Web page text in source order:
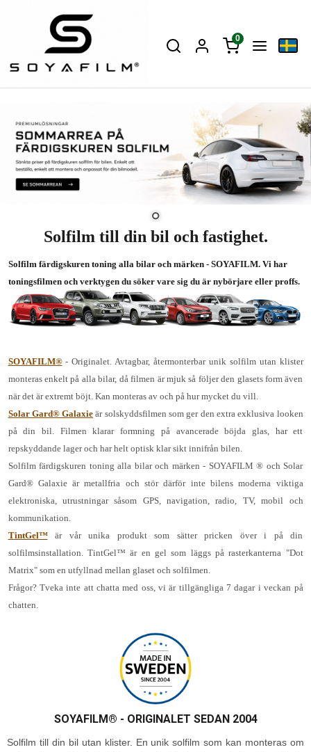
0
Solfilm till din bil och fastighet.
Solfilm färdigskuren toning alla bilar och märken - SOYAFILM. Vi har
toningsfilmen och verktygen du söker vare sig du är nybörjare eller proffs.
SOYAFILM®- Originalet. Avtagbar, återmonterbar unik solfilm utan klister
monteras enkelt på alla bilar, då filmen är mjuk så följer den glasets form även
när det är extremt böjt. Kan monteras av och på hur mycket du vill.
Solar Gard® Galaxie är solskyddsfilmen som ger den extra exklusiva looken
på din bil. Filmen klarar formning på avancerade böjda glas, har ett
repskyddande lager och har helt optisk klar sikt innifrån bilen.
Solfilm färdigskuren toning alla bilar och märken - SOYAFILM ® och Solar
Gard® Galaxie är metallfria och stör därför inte bilens moderna viktiga
elektroniska, utrustningar såsom GPS, navigation, radio, TV, mobil och
kommunikation.
TintGel™är vår unika produkt som sätter pricken över i på din
solfilmsinstallation. TintGel™ är en gel som läggs på rasterkanterna "Dot
Matrix" som en utfyllnad mellan glaset och solfilmen.
Frågor? Tveka inte att chatta med oss, vi är tillgängliga 7 dagar i veckan på
chatten.
SOYAFILM® - ORIGINALET SEDAN 2004
Solfilm till din bil utan klister. En unik solfilm som kan monteras om